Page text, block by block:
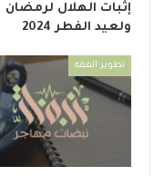
إثبات الهلال لرمضان
ولعيد الفطر 2024
تطوير الفقه